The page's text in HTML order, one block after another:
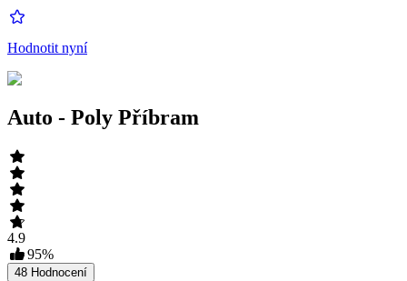
Hodnotit nyní
Auto - Poly Příbram
4.9
95%
48 Hodnocení